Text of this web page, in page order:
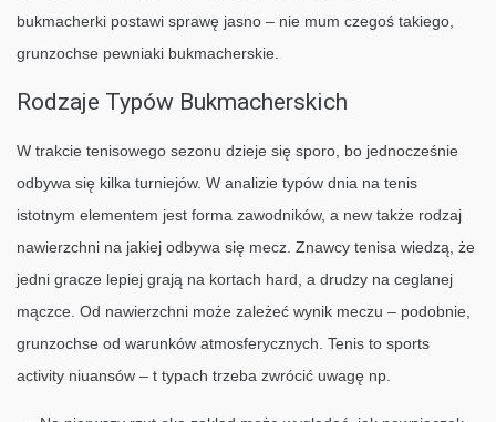
bukmacherki postawi sprawę jasno – nie mum czegoś takiego,
grunzochse pewniaki bukmacherskie.
Rodzaje Typów Bukmacherskich
W trakcie tenisowego sezonu dzieje się sporo, bo jednocześnie
odbywa się kilka turniejów. W analizie typów dnia na tenis
istotnym elementem jest forma zawodników, a new także rodzaj
nawierzchni na jakiej odbywa się mecz. Znawcy tenisa wiedzą, że
jedni gracze lepiej grają na kortach hard, a drudzy na ceglanej
mączce. Od nawierzchni może zależeć wynik meczu – podobnie,
grunzochse od warunków atmosferycznych. Tenis to sports
activity niuansów – t typach trzeba zwrócić uwagę np.